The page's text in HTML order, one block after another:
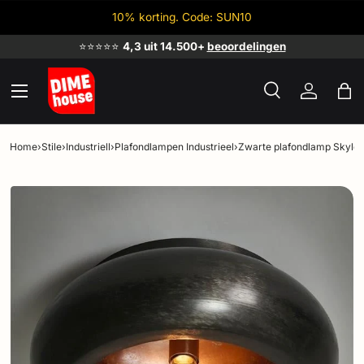
10% korting. Code: SUN10
⭐⭐⭐⭐⭐ 4,3 uit 14.500+ beoordelingen
Zoeken
ZoekenInloggenTas
Home›Stile›Industriell›Plafondlampen Industrieel›Zwarte plafondlamp